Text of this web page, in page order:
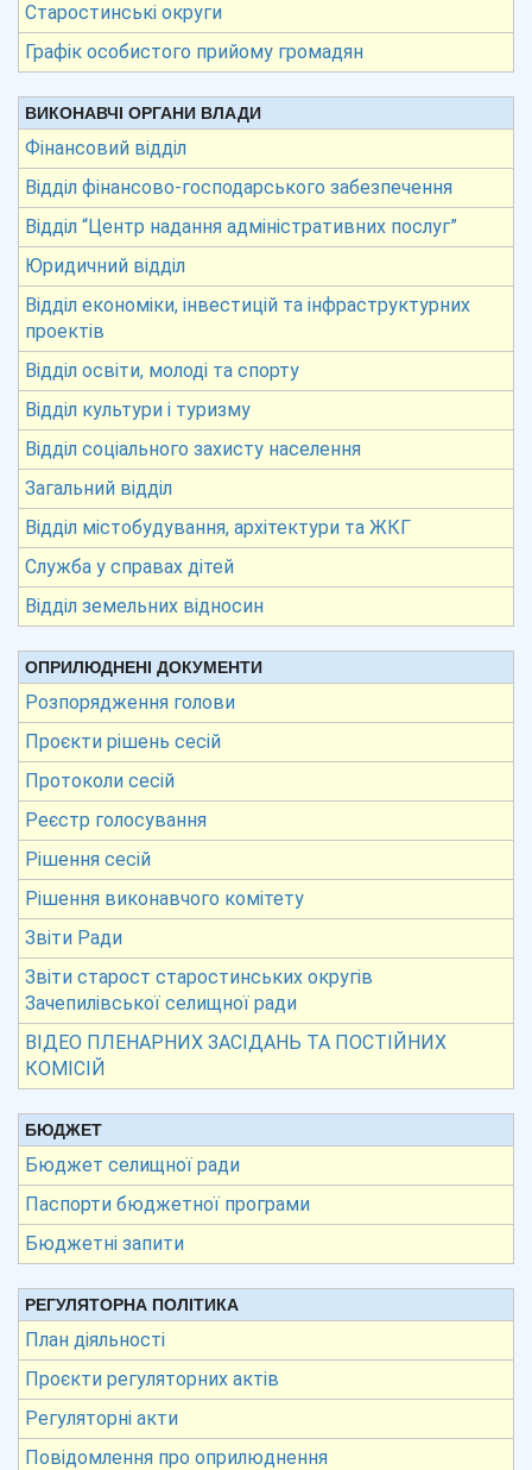
Старостинські округи
Графік особистого прийому громадян
ВИКОНАВЧІ ОРГАНИ ВЛАДИ
Фінансовий відділ
Відділ фінансово-господарського забезпечення
Відділ “Центр надання адміністративних послуг”
Юридичний відділ
Відділ економіки, інвестицій та інфраструктурних
проектів
Відділ освіти, молоді та спорту
Відділ культури і туризму
Відділ соціального захисту населення
Загальний відділ
Відділ містобудування, архітектури та ЖКГ
Служба у справах дітей
Відділ земельних відносин
ОПРИЛЮДНЕНІ ДОКУМЕНТИ
Розпорядження голови
Проєкти рішень сесій
Протоколи сесій
Реєстр голосування
Рішення сесій
Рішення виконавчого комітету
Звіти Ради
Звіти старост старостинських округів
Зачепилівської селищної ради
ВІДЕО ПЛЕНАРНИХ ЗАСІДАНЬ ТА ПОСТІЙНИХ
КОМІСІЙ
БЮДЖЕТ
Бюджет селищної ради
Паспорти бюджетної програми
Бюджетні запити
РЕГУЛЯТОРНА ПОЛІТИКА
План діяльності
Проєкти регуляторних актів
Регуляторні акти
Повідомлення про оприлюднення